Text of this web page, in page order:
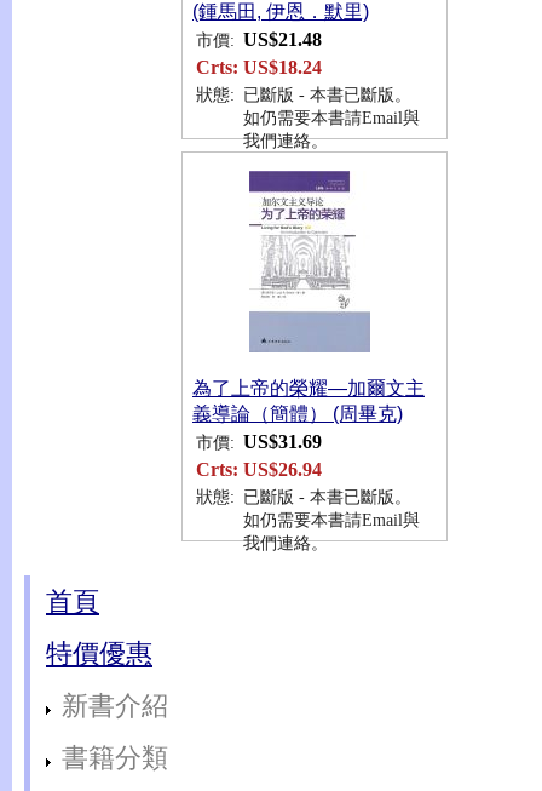
(鍾馬田, 伊恩．默里)
市價: US$21.48
Crts: US$18.24
狀態: 已斷版 - 本書已斷版。
如仍需要本書請Email與
我們連絡。
為了上帝的榮耀—加爾文主
義導論（簡體） (周畢克)
市價: US$31.69
Crts: US$26.94
狀態: 已斷版 - 本書已斷版。
如仍需要本書請Email與
我們連絡。
首頁
特價優惠
新書介紹
書籍分類